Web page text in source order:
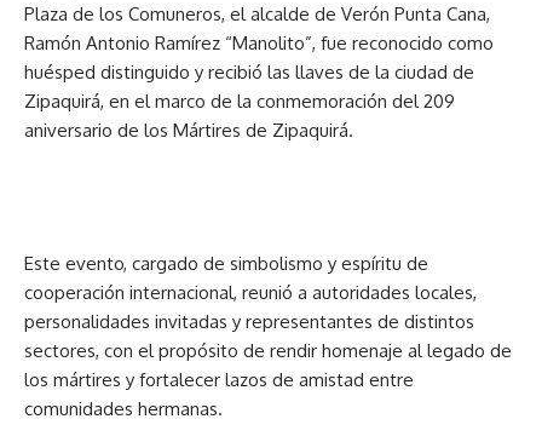
Plaza de los Comuneros, el alcalde de Verón Punta Cana,
Ramón Antonio Ramírez “Manolito”, fue reconocido como
huésped distinguido y recibió las llaves de la ciudad de
Zipaquirá, en el marco de la conmemoración del 209
aniversario de los Mártires de Zipaquirá.
Este evento, cargado de simbolismo y espíritu de
cooperación internacional, reunió a autoridades locales,
personalidades invitadas y representantes de distintos
sectores, con el propósito de rendir homenaje al legado de
los mártires y fortalecer lazos de amistad entre
comunidades hermanas.